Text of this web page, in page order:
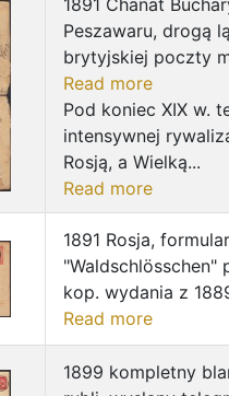
1891 Chanat
Peszawaru, drogą
brytyjskiej poczty
Read more
Pod koniec XIX w.
intensywnej
Rosją, a Wielką...
Read more
1891 Rosja,
kop. wydania z
Read more
1899 kompletny